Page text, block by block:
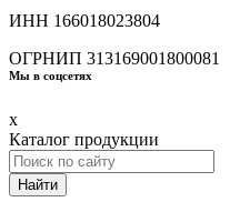
ИНН 166018023804
ОГРНИП 313169001800081
Мы в соцсетях
x
Каталог продукции
Найти